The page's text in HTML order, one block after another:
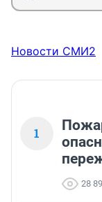
Новости СМИ2
1
28